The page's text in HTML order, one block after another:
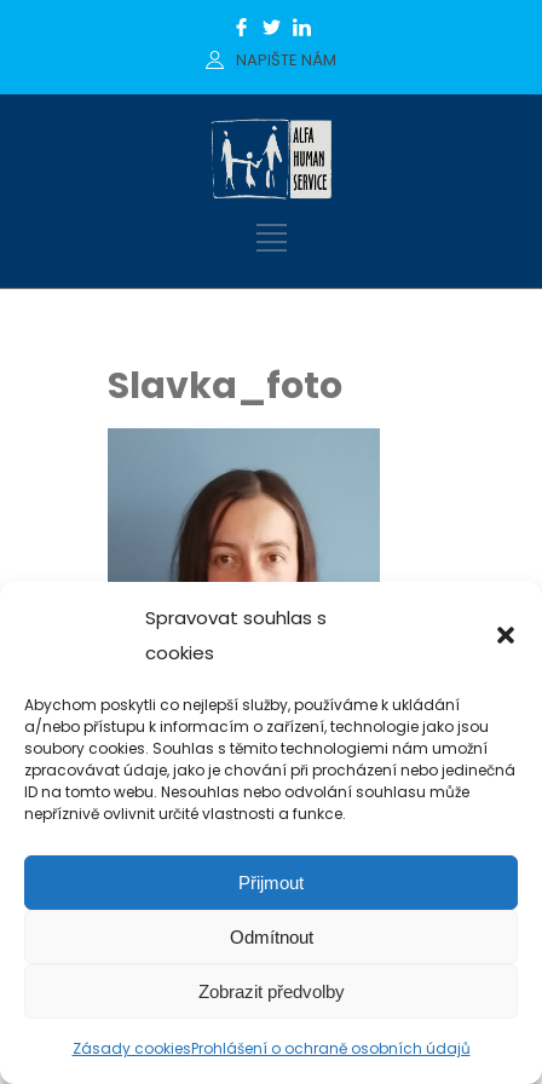
Spravovat souhlas s
cookies
Abychom poskytli co nejlepší služby, používáme k ukládání
a/nebo přístupu k informacím o zařízení, technologie jako jsou
soubory cookies. Souhlas s těmito technologiemi nám umožní
zpracovávat údaje, jako je chování při procházení nebo jedinečná
ID na tomto webu. Nesouhlas nebo odvolání souhlasu může
nepříznivě ovlivnit určité vlastnosti a funkce.
Přijmout
Odmítnout
Zobrazit předvolby
Zásady cookiesProhlášení o ochraně osobních údajů
NAPIŠTE NÁM
Slavka_foto
Copyright 2019-2026 Alfa Human Service
/ TM Servis - the technical motion s.r.o.